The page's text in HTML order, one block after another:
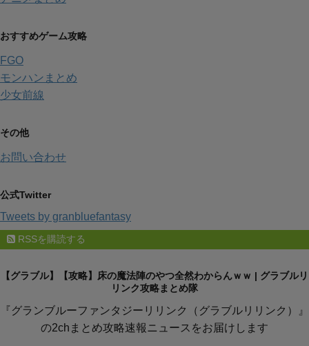
おすすめゲーム攻略
FGO
モンハンまとめ
少女前線
その他
お問い合わせ
公式Twitter
Tweets by granbluefantasy
RSSを購読する
【グラブル】【攻略】床の魔法陣のやつ全然わからんｗｗ | グラブルリ
リンク攻略まとめ隊
『グランブルーファンタジーリリンク（グラブルリリンク）』
の2chまとめ攻略速報ニュースをお届けします